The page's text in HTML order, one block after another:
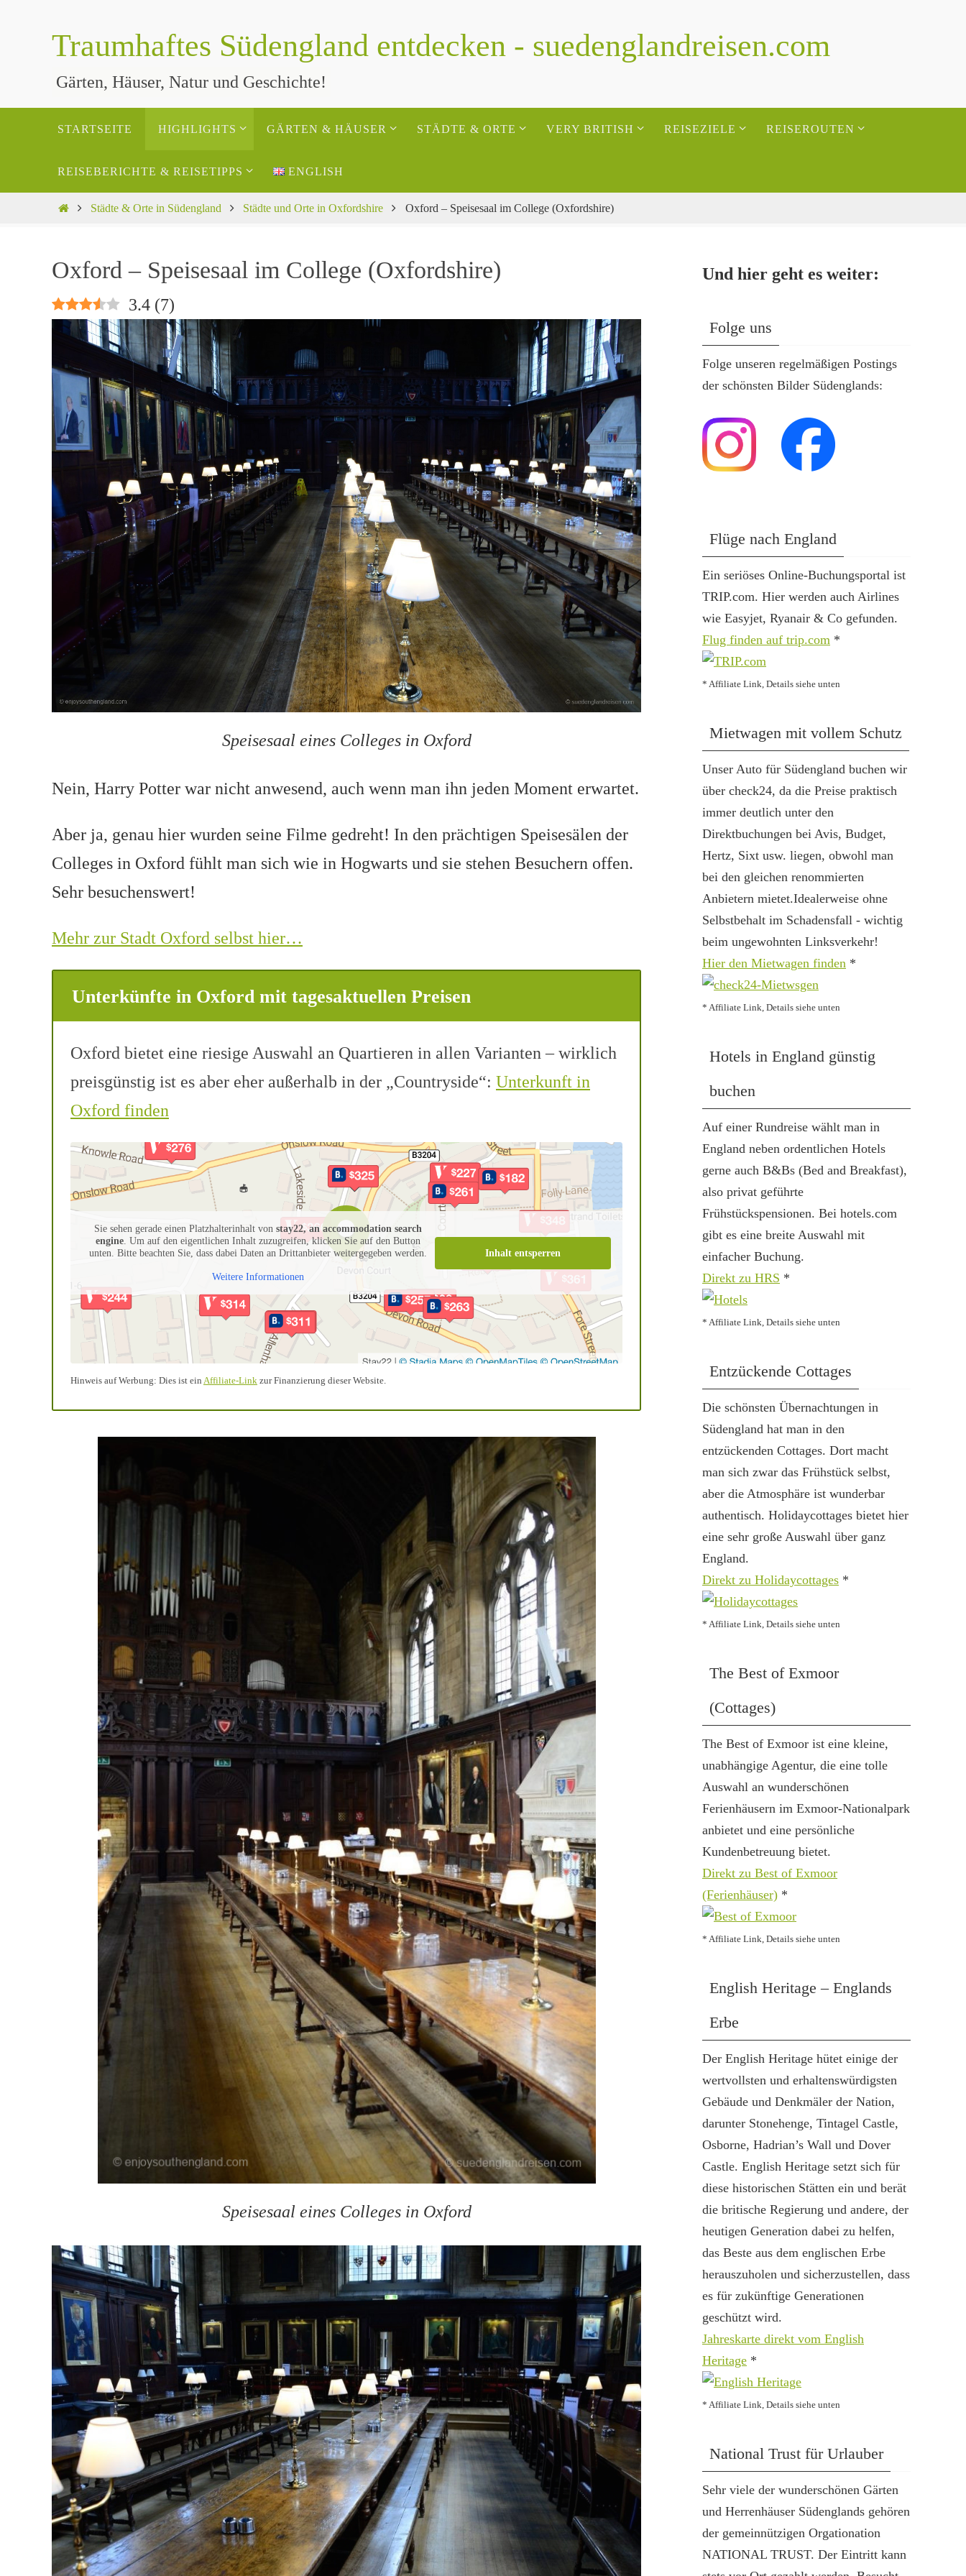
Traumhaftes Südengland entdecken - suedenglandreisen.com
Gärten, Häuser, Natur und Geschichte!
STARTSEITE HIGHLIGHTS GÄRTEN & HÄUSER STÄDTE & ORTE VERY BRITISH REISEZIELE REISEROUTEN
REISEBERICHTE & REISETIPPS ENGLISH
StartStädte & Orte in Südengland Städte und Orte in Oxfordshire Oxford – Speisesaal im College (Oxfordshire)
Oxford – Speisesaal im College (Oxfordshire)
3.4 (7)
Speisesaal eines Colleges in Oxford
Nein, Harry Potter war nicht anwesend, auch wenn man ihn jeden Moment erwartet.
Aber ja, genau hier wurden seine Filme gedreht! In den prächtigen Speisesälen der
Colleges in Oxford fühlt man sich wie in Hogwarts und sie stehen Besuchern offen.
Sehr besuchenswert!
Mehr zur Stadt Oxford selbst hier…
Unterkünfte in Oxford mit tagesaktuellen Preisen
Oxford bietet eine riesige Auswahl an Quartieren in allen Varianten – wirklich
preisgünstig ist es aber eher außerhalb in der „Countryside“: Unterkunft in
Oxford finden
Sie sehen gerade einen Platzhalterinhalt vonstay22, an accommodation search
engine. Um auf den eigentlichen Inhalt zuzugreifen, klicken Sie auf den Button
unten. Bitte beachten Sie, dass dabei Daten an Drittanbieter weitergegeben werden.
Weitere Informationen
Inhalt entsperren
Hinweis auf Werbung: Dies ist ein Affiliate-Link zur Finanzierung dieser Website.
Speisesaal eines Colleges in Oxford
Und hier geht es weiter:
Folge uns
Folge unseren regelmäßigen Postings
der schönsten Bilder Südenglands:
Flüge nach England
Ein seriöses Online-Buchungsportal ist
TRIP.com. Hier werden auch Airlines
wie Easyjet, Ryanair & Co gefunden.
Flug finden auf trip.com *
* Affiliate Link, Details siehe unten
Mietwagen mit vollem Schutz
Unser Auto für Südengland buchen wir
über check24, da die Preise praktisch
immer deutlich unter den
Direktbuchungen bei Avis, Budget,
Hertz, Sixt usw. liegen, obwohl man
bei den gleichen renommierten
Anbietern mietet.Idealerweise ohne
Selbstbehalt im Schadensfall - wichtig
beim ungewohnten Linksverkehr!
Hier den Mietwagen finden *
* Affiliate Link, Details siehe unten
Hotels in England günstig
buchen
Auf einer Rundreise wählt man in
England neben ordentlichen Hotels
gerne auch B&Bs (Bed and Breakfast),
also privat geführte
Frühstückspensionen. Bei hotels.com
gibt es eine breite Auswahl mit
einfacher Buchung.
Direkt zu HRS *
* Affiliate Link, Details siehe unten
Entzückende Cottages
Die schönsten Übernachtungen in
Südengland hat man in den
entzückenden Cottages. Dort macht
man sich zwar das Frühstück selbst,
aber die Atmosphäre ist wunderbar
authentisch. Holidaycottages bietet hier
eine sehr große Auswahl über ganz
England.
Direkt zu Holidaycottages *
* Affiliate Link, Details siehe unten
The Best of Exmoor
(Cottages)
The Best of Exmoor ist eine kleine,
unabhängige Agentur, die eine tolle
Auswahl an wunderschönen
Ferienhäusern im Exmoor-Nationalpark
anbietet und eine persönliche
Kundenbetreuung bietet.
Direkt zu Best of Exmoor
(Ferienhäuser) *
* Affiliate Link, Details siehe unten
English Heritage – Englands
Erbe
Der English Heritage hütet einige der
wertvollsten und erhaltenswürdigsten
Gebäude und Denkmäler der Nation,
darunter Stonehenge, Tintagel Castle,
Osborne, Hadrian’s Wall und Dover
Castle. English Heritage setzt sich für
diese historischen Stätten ein und berät
die britische Regierung und andere, der
heutigen Generation dabei zu helfen,
das Beste aus dem englischen Erbe
herauszuholen und sicherzustellen, dass
es für zukünftige Generationen
geschützt wird.
Jahreskarte direkt vom English
Heritage *
* Affiliate Link, Details siehe unten
National Trust für Urlauber
Sehr viele der wunderschönen Gärten
und Herrenhäuser Südenglands gehören
der gemeinnützigen Orgationation
NATIONAL TRUST. Der Eintritt kann